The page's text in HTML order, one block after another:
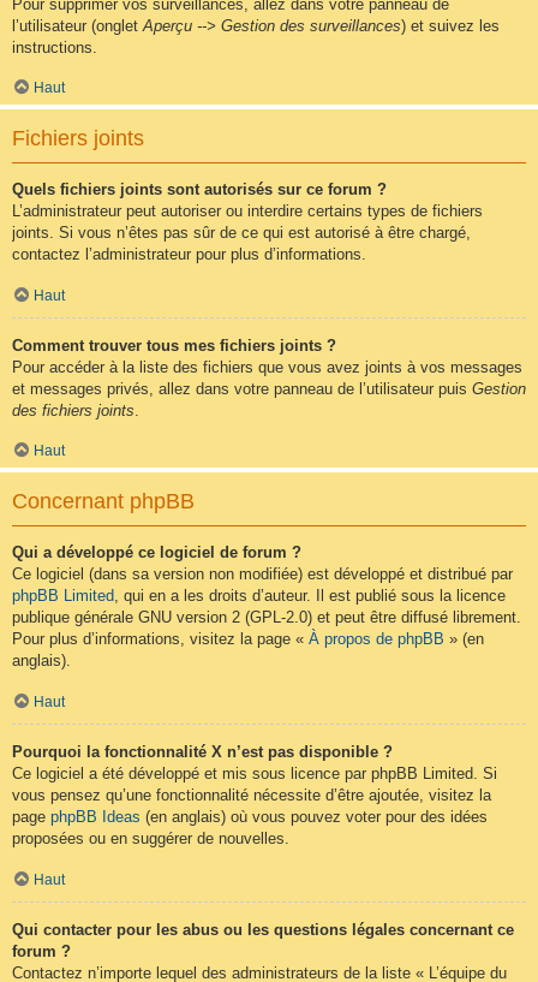
Pour supprimer vos surveillances, allez dans votre panneau de
l’utilisateur (onglet Aperçu --> Gestion des surveillances) et suivez les
instructions.
Haut
Fichiers joints
Quels fichiers joints sont autorisés sur ce forum ?
L’administrateur peut autoriser ou interdire certains types de fichiers
joints. Si vous n’êtes pas sûr de ce qui est autorisé à être chargé,
contactez l’administrateur pour plus d’informations.
Haut
Comment trouver tous mes fichiers joints ?
Pour accéder à la liste des fichiers que vous avez joints à vos messages
et messages privés, allez dans votre panneau de l’utilisateur puis Gestion
des fichiers joints
Haut
Concernant phpBB
Qui a développé ce logiciel de forum ?
Ce logiciel (dans sa version non modifiée) est développé et distribué par
phpBB Limited, qui en a les droits d’auteur. Il est publié sous la licence
publique générale GNU version 2 (GPL-2.0) et peut être diffusé librement.
Pour plus d’informations, visitez la page « À propos de phpBB » (en
anglais).
Haut
Pourquoi la fonctionnalité X n’est pas disponible ?
Ce logiciel a été développé et mis sous licence par phpBB Limited. Si
vous pensez qu’une fonctionnalité nécessite d’être ajoutée, visitez la
page phpBB Ideas (en anglais) où vous pouvez voter pour des idées
proposées ou en suggérer de nouvelles.
Haut
Qui contacter pour les abus ou les questions légales concernant ce
forum ?
Contactez n’importe lequel des administrateurs de la liste « L’équipe du